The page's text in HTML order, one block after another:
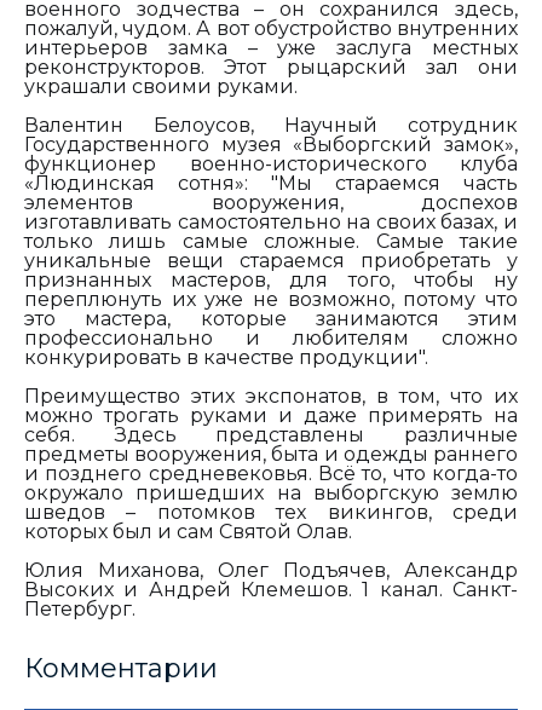
военного зодчества – он сохранился здесь,
пожалуй, чудом. А вот обустройство внутренних
интерьеров замка – уже заслуга местных
реконструкторов. Этот рыцарский зал они
украшали своими руками.
Валентин Белоусов, Научный сотрудник
Государственного музея «Выборгский замок»,
функционер военно-исторического клуба
«Людинская сотня»: "Мы стараемся часть
элементов вооружения, доспехов
изготавливать самостоятельно на своих базах, и
только лишь самые сложные. Самые такие
уникальные вещи стараемся приобретать у
признанных мастеров, для того, чтобы ну
переплюнуть их уже не возможно, потому что
это мастера, которые занимаются этим
профессионально и любителям сложно
конкурировать в качестве продукции".
Преимущество этих экспонатов, в том, что их
можно трогать руками и даже примерять на
себя. Здесь представлены различные
предметы вооружения, быта и одежды раннего
и позднего средневековья. Всё то, что когда-то
окружало пришедших на выборгскую землю
шведов – потомков тех викингов, среди
которых был и сам Святой Олав.
Юлия Миханова, Олег Подъячев, Александр
Высоких и Андрей Клемешов. 1 канал. Санкт-
Петербург.
Комментарии